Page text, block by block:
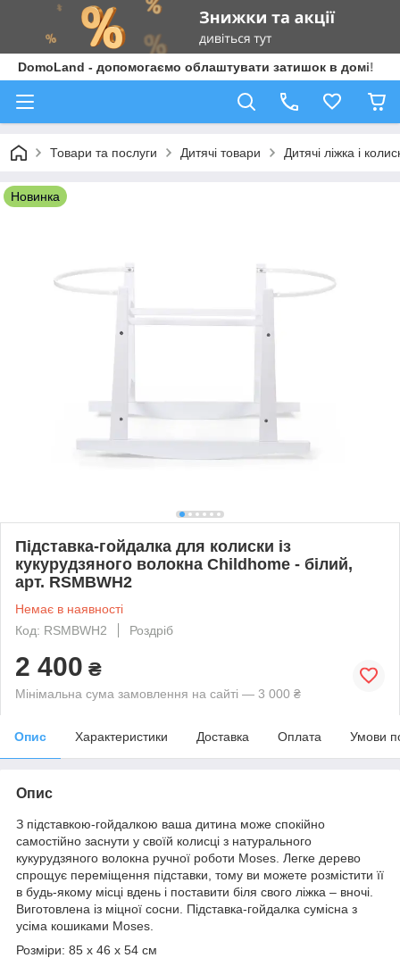
DomoLand - допомогаємо облаштувати затишок в домі!
Товари та послуги Дитячі товари Дитячі ліжка і
Новинка
Підставка-гойдалка для колиски із
кукурудзяного волокна Childhome - білий,
арт. RSMBWH2
Немає в наявності
Код: RSMBWH2
Роздріб
2 400 ₴
Мінімальна сума замовлення на сайті — 3 000 ₴
Опис Характеристики Доставка Оплата Умови
Опис
З підставкою-гойдалкою ваша дитина може спокійно
самостійно заснути у своїй колисці з натурального
кукурудзяного волокна ручної роботи Moses. Легке дерево
спрощує переміщення підставки, тому ви можете розмістити її
в будь-якому місці вдень і поставити біля свого ліжка – вночі.
Виготовлена ​​із міцної сосни. Підставка-гойдалка сумісна з
усіма кошиками Moses.
Розміри: 85 х 46 х 54 см